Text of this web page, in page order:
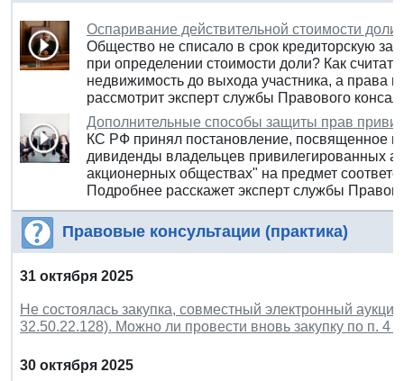
Оспаривание действительной стоимости
Общество не списало в срок кредиторскую
при определении стоимости доли? Как
недвижимость до выхода участника, а
рассмотрит эксперт службы Правового
Дополнительные способы защиты прав
КС РФ принял постановление, посвященное
дивиденды владельцев привилегированных
акционерных обществах" на предмет
Подробнее расскажет эксперт службы
Правовые консультации (практика)
31 октября 2025
Не состоялась закупка, совместный электронный
32.50.22.128). Можно ли провести вновь закупку по п. 4
30 октября 2025